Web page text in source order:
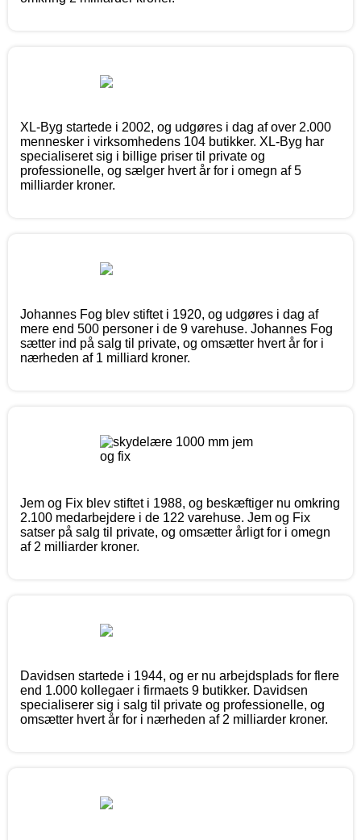
XL-Byg startede i 2002, og udgøres i dag af over 2.000
mennesker i virksomhedens 104 butikker. XL-Byg har
specialiseret sig i billige priser til private og
professionelle, og sælger hvert år for i omegn af 5
milliarder kroner.
Johannes Fog blev stiftet i 1920, og udgøres i dag af
mere end 500 personer i de 9 varehuse. Johannes Fog
sætter ind på salg til private, og omsætter hvert år for i
nærheden af 1 milliard kroner.
Jem og Fix blev stiftet i 1988, og beskæftiger nu omkring
2.100 medarbejdere i de 122 varehuse. Jem og Fix
satser på salg til private, og omsætter årligt for i omegn
af 2 milliarder kroner.
Davidsen startede i 1944, og er nu arbejdsplads for flere
end 1.000 kollegaer i firmaets 9 butikker. Davidsen
specialiserer sig i salg til private og professionelle, og
omsætter hvert år for i nærheden af 2 milliarder kroner.